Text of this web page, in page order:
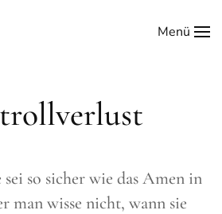
Menü
sei so sicher wie das Amen in
man wisse nicht, wann sie